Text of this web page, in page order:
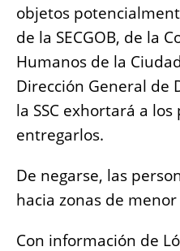
objetos
de la SECGOB, de la
Humanos de la
Dirección General de
la SSC exhortará a
entregarlos.
De negarse, las
hacia zonas de menor
Con información de